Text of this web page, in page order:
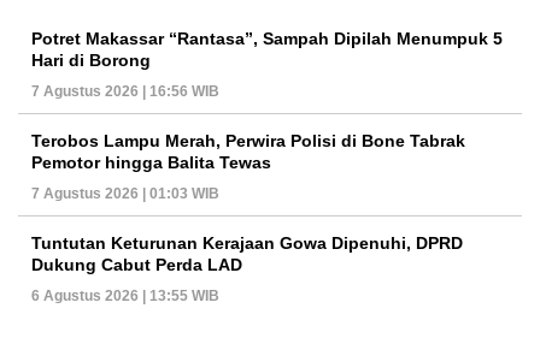
Potret Makassar “Rantasa”, Sampah Dipilah Menumpuk 5
Hari di Borong
7 Agustus 2026 | 16:56 WIB
Terobos Lampu Merah, Perwira Polisi di Bone Tabrak
Pemotor hingga Balita Tewas
7 Agustus 2026 | 01:03 WIB
Tuntutan Keturunan Kerajaan Gowa Dipenuhi, DPRD
Dukung Cabut Perda LAD
6 Agustus 2026 | 13:55 WIB